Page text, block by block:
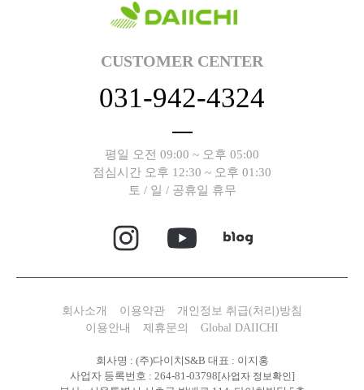
CUSTOMER CENTER
031-942-4324
평일 오전 09:00 ~ 오후 05:00
점심시간 오후 12:30 ~ 오후 01:30
토 / 일 / 공휴일 휴무
회사소개 이용약관
개인정보 취급(처리)방침
이용안내
제휴문의 Global DAIICHI
회사명 : (주)다이치S&B 대표 : 이지홍
사업자 등록번호 : 264-81-03798[사업자 정보확인]